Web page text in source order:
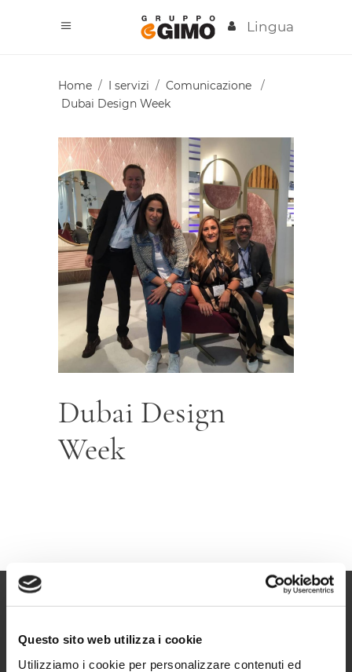
Questo sito web utilizza i cookie
Utilizziamo i cookie per personalizzare contenuti ed
Lingua
Home / I servizi / Comunicazione
/
Dubai Design Week
Dubai Design
Week